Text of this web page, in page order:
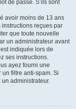
de passe. S’ils sont
avoir moins de 13 ans
instructions reçues par
que toute nouvelle
un administrateur avant
indiquée lors de
ses instructions.
ayez fourni une
filtre anti-spam. Si
un administrateur.